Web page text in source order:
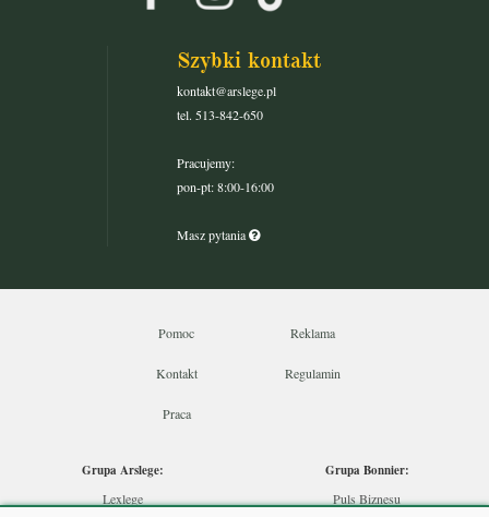
Szybki kontakt
kontakt@arslege.pl
tel. 513-842-650
Pracujemy:
pon-pt: 8:00-16:00
Masz pytania
Pomoc Reklama
Kontakt Regulamin
Praca
Grupa Arslege:
Lexlege
Grupa Bonnier:
Puls Biznesu